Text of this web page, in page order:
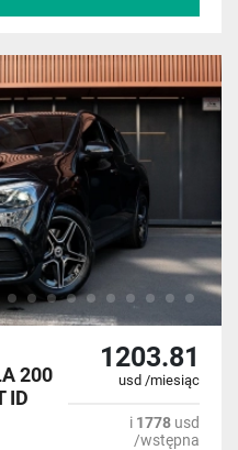
200
ID
1203.81
usd /miesiąc
i 1778 usd
/wstępna